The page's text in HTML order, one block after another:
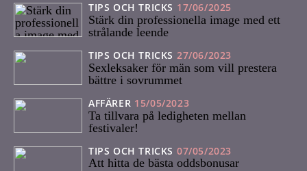
TIPS OCH TRICKS 17/06/2025
Stärk din professionella image med ett
strålande leende
TIPS OCH TRICKS 27/06/2023
Sexleksaker för män som vill prestera
bättre i sovrummet
AFFÄRER 15/05/2023
Ta tillvara på ledigheten mellan
festivaler!
TIPS OCH TRICKS 07/05/2023
Att hitta de bästa oddsbonusar